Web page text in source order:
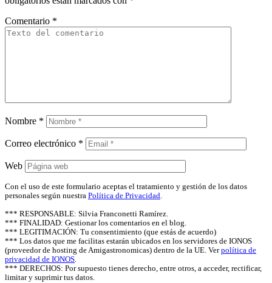
Comentario *
Nombre *
Correo electrónico *
Web
Con el uso de este formulario aceptas el tratamiento y gestión de los datos
personales según nuestra Política de Privacidad.
*** RESPONSABLE: Silvia Franconetti Ramírez.
*** FINALIDAD: Gestionar los comentarios en el blog.
*** LEGITIMACIÓN: Tu consentimiento (que estás de acuerdo)
*** Los datos que me facilitas estarán ubicados en los servidores de IONOS
(proveedor de hosting de Amigastronomicas) dentro de la UE. Verpolítica de
privacidad de IONOS.
*** DERECHOS: Por supuesto tienes derecho, entre otros, a acceder, rectificar,
limitar y suprimir tus datos.